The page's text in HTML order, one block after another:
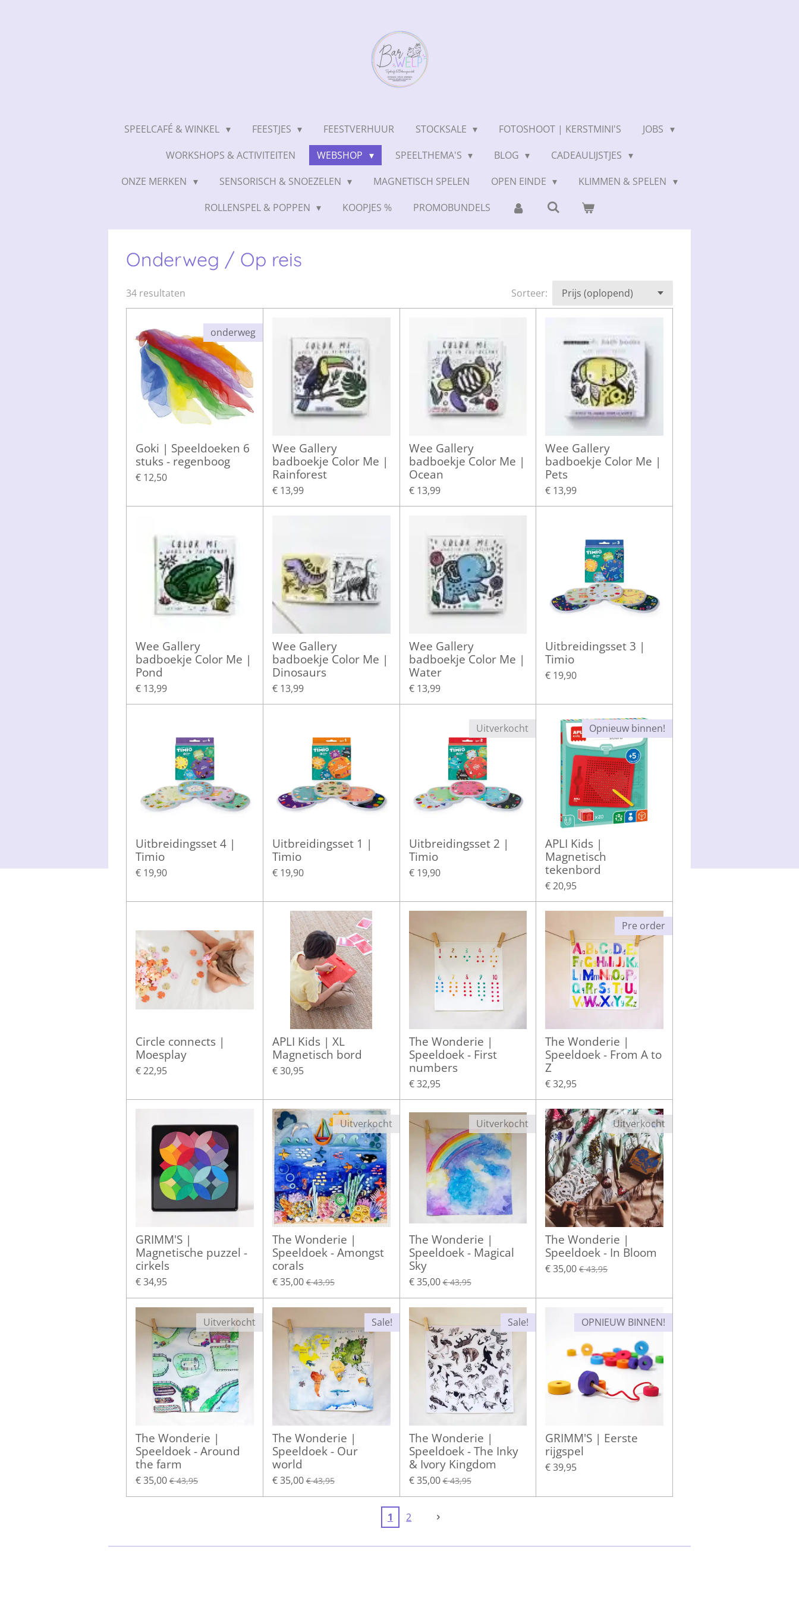
SPEELCAFÉ & WINKEL FEESTJES FEESTVERHUUR STOCKSALE FOTOSHOOT | KERSTMINI'S
JOBS
WORKSHOPS & ACTIVITEITEN
WEBSHOP SPEELTHEMA'S BLOG
CADEAULIJSTJES
ONZE MERKEN
SENSORISCH & SNOEZELEN MAGNETISCH SPELEN OPEN EINDE
KLIMMEN & SPELEN
ROLLENSPEL & POPPEN
KOOPJES % PROMOBUNDELS
Onderweg / Op reis
34 resultaten Sorteer:
onderweg
Goki | Speeldoeken 6
stuks - regenboog
€ 12,50
Wee Gallery
badboekje Color Me |
Rainforest
€ 13,99
Wee Gallery
badboekje Color Me |
Ocean
€ 13,99
Wee Gallery
badboekje Color Me |
Pets
€ 13,99
Wee Gallery
badboekje Color Me |
Pond
€ 13,99
Wee Gallery
badboekje Color Me |
Dinosaurs
€ 13,99
Wee Gallery
badboekje Color Me |
Water
€ 13,99
Uitbreidingsset 3 |
Timio
€ 19,90
Uitbreidingsset 4 |
Timio
€ 19,90
Uitbreidingsset 1 |
Timio
€ 19,90
Uitverkocht
Uitbreidingsset 2 |
Timio
€ 19,90
Opnieuw binnen!
APLI Kids |
Magnetisch
tekenbord
€ 20,95
Circle connects |
Moesplay
€ 22,95
APLI Kids | XL
Magnetisch bord
€ 30,95
The Wonderie |
Speeldoek - First
numbers
€ 32,95
Pre order
The Wonderie |
Speeldoek - From A to
Z
€ 32,95
GRIMM'S |
Magnetische puzzel -
cirkels
€ 34,95
Uitverkocht
The Wonderie |
Speeldoek - Amongst
corals
€ 35,00 € 43,95
Uitverkocht
The Wonderie |
Speeldoek - Magical
Sky
€ 35,00 € 43,95
Uitverkocht
The Wonderie |
Speeldoek - In Bloom
€ 35,00 € 43,95
Uitverkocht
The Wonderie |
Speeldoek - Around
the farm
€ 35,00 € 43,95
Sale!
The Wonderie |
Speeldoek - Our
world
€ 35,00 € 43,95
Sale!
The Wonderie |
Speeldoek - The Inky
& Ivory Kingdom
€ 35,00 € 43,95
OPNIEUW BINNEN!
GRIMM'S | Eerste
rijgspel
€ 39,95
1 2